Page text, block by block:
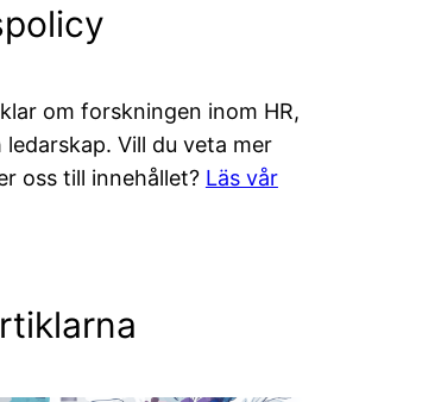
om forskningen inom HR,
Vill du veta mer
oss till innehållet? Läs vår